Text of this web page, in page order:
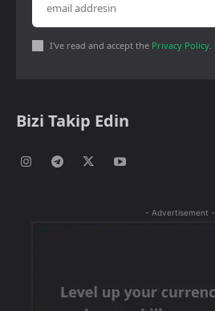
I've read and accept the Privacy Policy.
Bizi Takip Edin
- Advertisement -